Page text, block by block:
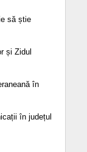
să știe
și Zidul
în
în județul